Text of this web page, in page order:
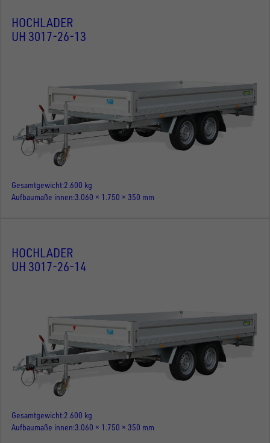
HOCHLADER
UH 3017-26-13
Gesamtgewicht 2.600 kg
Aufbaumaße innen 3.060 × 1.750 × 350 mm
HOCHLADER
UH 3017-26-14
Gesamtgewicht 2.600 kg
Aufbaumaße innen 3.060 × 1.750 × 350 mm